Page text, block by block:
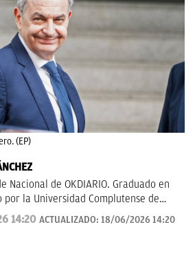
(EP)
Nacional de OKDIARIO. Graduado en
por la Universidad Complutense de
14:20 ACTUALIZADO: 18/06/2026 14:20